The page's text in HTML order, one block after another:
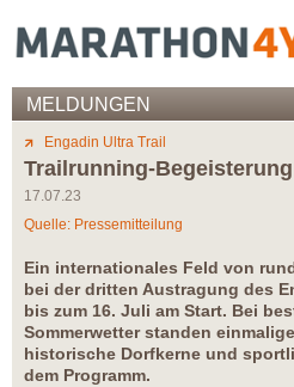
MELDUNGEN
Engadin Ultra Trail
Trailrunning-
17.07.23
Quelle: Pressemitteilung
Ein internationales Feld von
bei der dritten Austragung des
bis zum 16. Juli am Start. Bei
Sommerwetter standen
historische Dorfkerne und
dem Programm.